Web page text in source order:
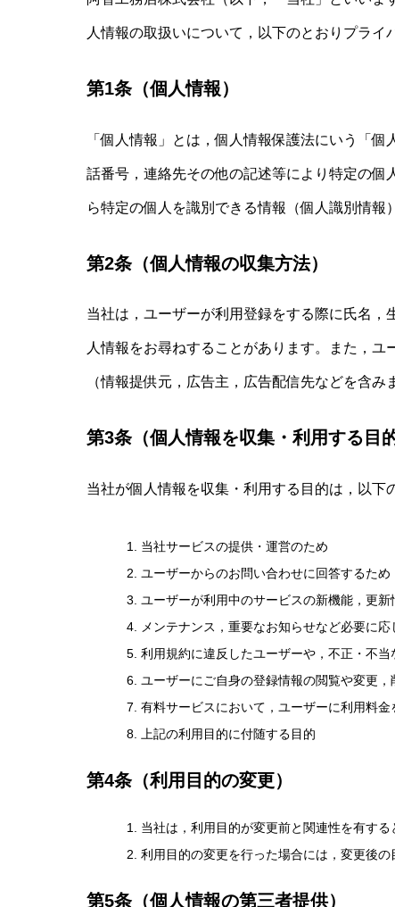
人情報の取扱いについて，以下のとおりプライ
第1条（個人情報）
「個人情報」とは，個人情報保護法にいう「
話番号，連絡先その他の記述等により特定の
ら特定の個人を識別できる情報（個人識別情報
第2条（個人情報の収集方法）
当社は，ユーザーが利用登録をする際に氏名
人情報をお尋ねすることがあります。また，
（情報提供元，広告主，広告配信先などを含
第3条（個人情報を収集・利用する目的
当社が個人情報を収集・利用する目的は，以下
当社サービスの提供・運営のため
ユーザーからのお問い合わせに回答するため
ユーザーが利用中のサービスの新機能，更
メンテナンス，重要なお知らせなど必要に
利用規約に違反したユーザーや，不正・不
ユーザーにご自身の登録情報の閲覧や変更
有料サービスにおいて，ユーザーに利用料金
上記の利用目的に付随する目的
第4条（利用目的の変更）
当社は，利用目的が変更前と関連性を有す
利用目的の変更を行った場合には，変更後
第5条（個人情報の第三者提供）